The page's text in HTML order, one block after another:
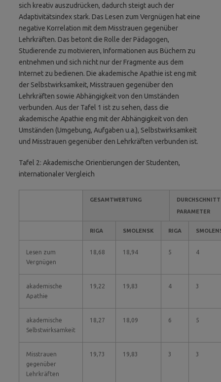
sich kreativ auszudrücken, dadurch steigt auch der
Adaptivitätsindex stark. Das Lesen zum Vergnügen hat eine
negative Korrelation mit dem Misstrauen gegenüber
Lehrkräften. Das betont die Rolle der Pädagogen,
Studierende zu motivieren, Informationen aus Büchern zu
entnehmen und sich nicht nur der Fragmente aus dem
Internet zu bedienen. Die akademische Apathie ist eng mit
der Selbstwirksamkeit, Misstrauen gegenüber den
Lehrkräften sowie Abhängigkeit von den Umständen
verbunden. Aus der Tafel 1 ist zu sehen, dass die
akademische Apathie eng mit der Abhängigkeit von den
Umständen (Umgebung, Aufgaben u.a.), Selbstwirksamkeit
und Misstrauen gegenüber den Lehrkräften verbunden ist.
Tafel 2: Akademische Orientierungen der Studenten,
internationaler Vergleich
GESAMTWERTUNG
PARAMETER
RIGA SMOLENSK RIGA
Lesen zum
Vergnügen
18,68 18,94 5 4
akademische
Apathie
19,22 19,83 4 3
akademische
Selbstwirksamkeit
18,27 18,09 6 5
Misstrauen
gegenüber
Lehrkräften
19,73 19,83 3 3